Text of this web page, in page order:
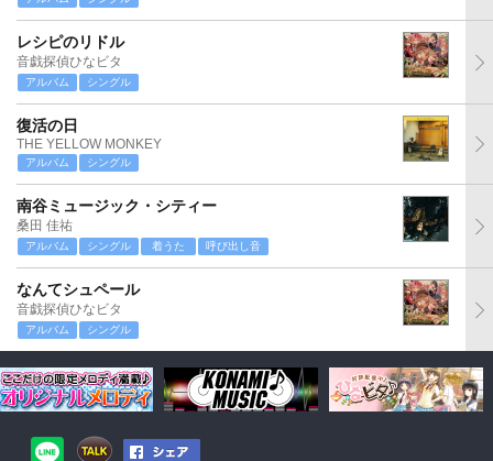
レシピのリドル
音戯探偵ひなビタ
アルバム シングル
復活の日
THE YELLOW MONKEY
アルバム シングル
南谷ミュージック・シティー
桑田 佳祐
アルバム シングル 着うた 呼び出し音
なんてシュペール
音戯探偵ひなビタ
アルバム シングル